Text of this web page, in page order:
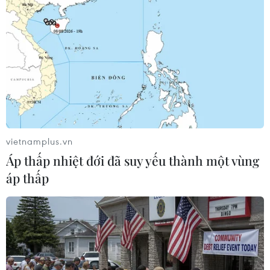
Bế mạc Hội thi lực lượng
tham gia bảo vệ an ninh,
trật tự ở cơ sở giỏi toàn
quốc
07/08/2026 15:57
Khởi tố, truy nã 3 đối
tượng hoạt động nhằm lật
đổ chính quyền nhân dân
07/08/2026 13:51
non thừa nhận hành vi bạo
hành hai trẻ
07/08/2026 12:27
trữ trái phép vũ khí quân
dụng
07/08/2026 12:25
vietnamplus.vn
Áp thấp nhiệt đới đã suy yếu thành một vùng
áp thấp